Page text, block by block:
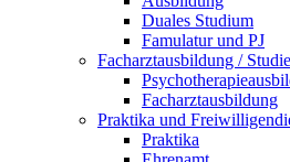
Duales Studium
Famulatur und PJ
Facharztausbildung /
Facharztausbildung
Praktika und
Praktika